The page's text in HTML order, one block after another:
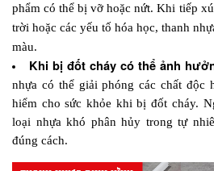
phẩm có thể bị vỡ hoặc nứt. Khi tiếp
trời hoặc các yếu tố hóa học, thanh
màu.
Khi bị đốt cháy có thể ảnh
nhựa có thể giải phóng các chất độc
hiểm cho sức khỏe khi bị đốt cháy.
loại nhựa khó phân hủy trong tự
đúng cách.